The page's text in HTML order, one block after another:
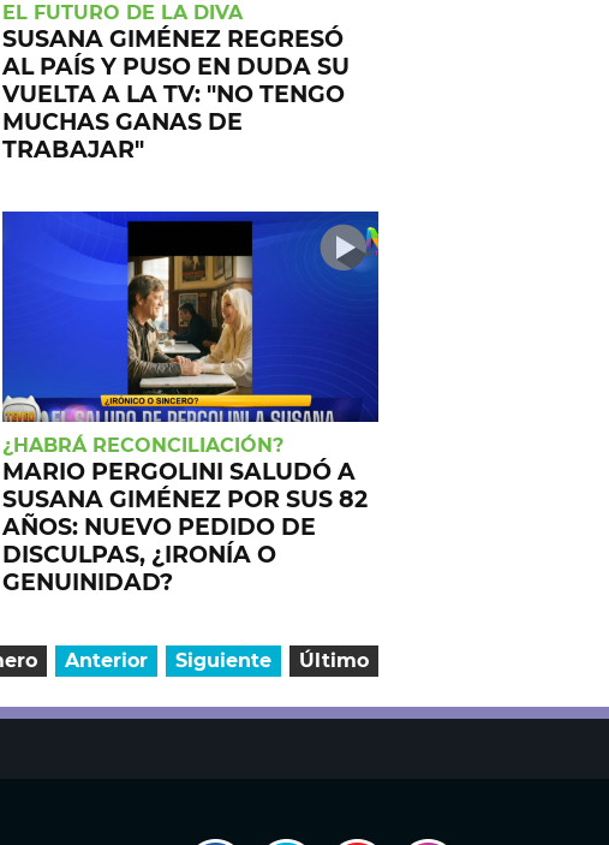
EL FUTURO DE LA DIVA
SUSANA GIMÉNEZ REGRESÓ
AL PAÍS Y PUSO EN DUDA SU
VUELTA A LA TV: "NO TENGO
MUCHAS GANAS DE
TRABAJAR"
¿HABRÁ RECONCILIACIÓN?
MARIO PERGOLINI SALUDÓ A
SUSANA GIMÉNEZ POR SUS 82
AÑOS: NUEVO PEDIDO DE
DISCULPAS, ¿IRONÍA O
GENUINIDAD?
Anterior Siguiente Último